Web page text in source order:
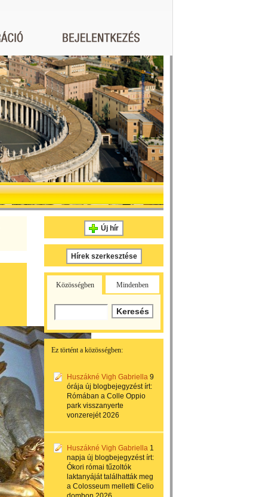
Új hír
Hírek szerkesztése
Közösségben Mindenben
Ez történt a közösségben:
Huszákné Vigh Gabriella 9
órája új blogbejegyzést írt:
Rómában a Colle Oppio
park visszanyerte
vonzerejét 2026
Huszákné Vigh Gabriella 1
napja új blogbejegyzést írt:
Ókori római tűzoltók
laktanyáját találhatták meg
a Colosseum melletti Celio